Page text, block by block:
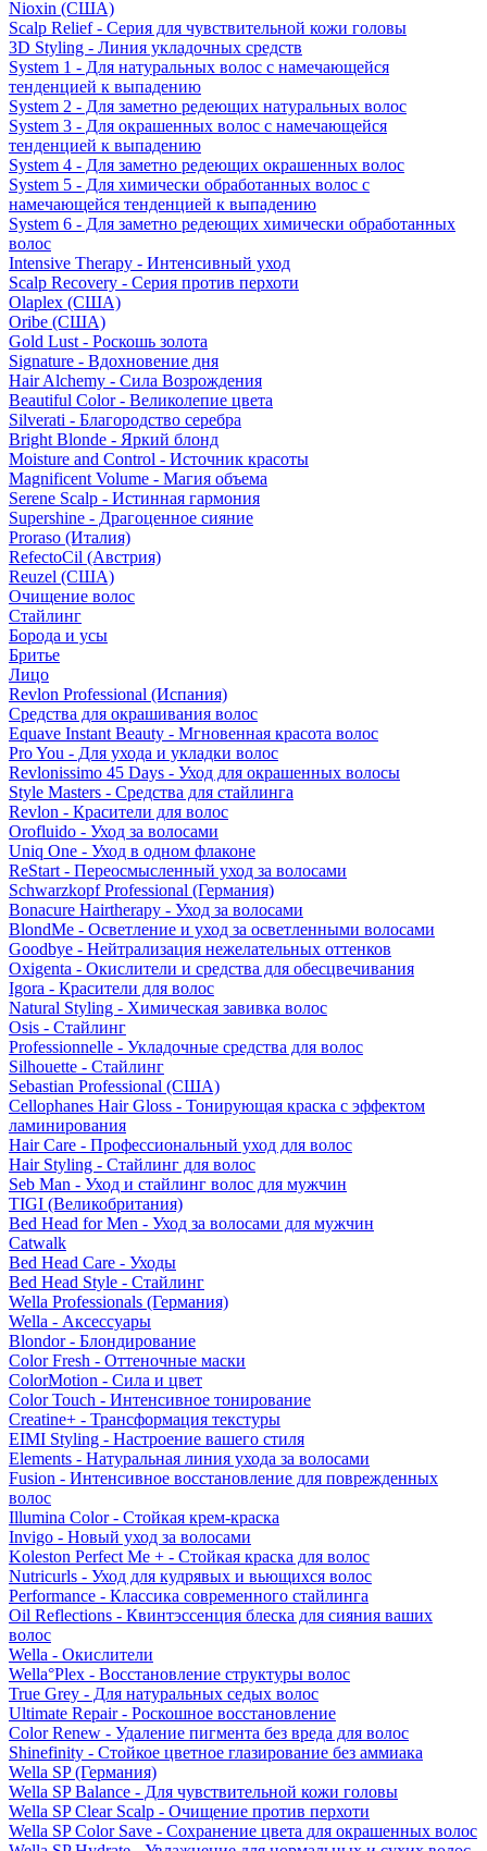
Nioxin (США)
Scalp Relief - Серия для чувствительной кожи головы
3D Styling - Линия укладочных средств
System 1 - Для натуральных волос с намечающейся
тенденцией к выпадению
System 2 - Для заметно редеющих натуральных волос
System 3 - Для окрашенных волос с намечающейся
тенденцией к выпадению
System 4 - Для заметно редеющих окрашенных волос
System 5 - Для химически обработанных волос с
намечающейся тенденцией к выпадению
System 6 - Для заметно редеющих химически обработанных
волос
Intensive Therapy - Интенсивный уход
Scalp Recovery - Серия против перхоти
Olaplex (США)
Oribe (США)
Gold Lust - Роскошь золота
Signature - Вдохновение дня
Hair Alchemy - Сила Возрождения
Beautiful Color - Великолепие цвета
Silverati - Благородство серебра
Bright Blonde - Яркий блонд
Moisture and Control - Источник красоты
Magnificent Volume - Магия объема
Serene Scalp - Истинная гармония
Supershine - Драгоценное сияние
Proraso (Италия)
RefectoCil (Австрия)
Reuzel (США)
Очищение волос
Стайлинг
Борода и усы
Бритье
Лицо
Revlon Professional (Испания)
Средства для окрашивания волос
Equave Instant Beauty - Мгновенная красота волос
Pro You - Для ухода и укладки волос
Revlonissimo 45 Days - Уход для окрашенных волосы
Style Masters - Средства для стайлинга
Revlon - Красители для волос
Orofluido - Уход за волосами
Uniq One - Уход в одном флаконе
ReStart - Переосмысленный уход за волосами
Schwarzkopf Professional (Германия)
Bonacure Hairtherapy - Уход за волосами
BlondMe - Осветление и уход за осветленными волосами
Goodbye - Нейтрализация нежелательных оттенков
Oxigenta - Окислители и средства для обесцвечивания
Igora - Красители для волос
Natural Styling - Химическая завивка волос
Osis - Стайлинг
Professionnelle - Укладочные средства для волос
Silhouette - Стайлинг
Sebastian Professional (США)
Cellophanes Hair Gloss - Тонирующая краска с эффектом
ламинирования
Hair Care - Профессиональный уход для волос
Hair Styling - Стайлинг для волос
Seb Man - Уход и стайлинг волос для мужчин
TIGI (Великобритания)
Bed Head for Men - Уход за волосами для мужчин
Catwalk
Bed Head Care - Уходы
Bed Head Style - Стайлинг
Wella Professionals (Германия)
Wella - Аксессуары
Blondor - Блондирование
Color Fresh - Оттеночные маски
ColorMotion - Сила и цвет
Color Touch - Интенсивное тонирование
Creatine+ - Трансформация текстуры
EIMI Styling - Настроение вашего стиля
Elements - Натуральная линия ухода за волосами
Fusion - Интенсивное восстановление для поврежденных
волос
Illumina Color - Стойкая крем-краска
Invigo - Новый уход за волосами
Koleston Perfect Me + - Стойкая краска для волос
Nutricurls - Уход для кудрявых и вьющихся волос
Performance - Классика современного стайлинга
Oil Reflections - Квинтэссенция блеска для сияния ваших
волос
Wella - Окислители
Wella°Plex - Восстановление структуры волос
True Grey - Для натуральных седых волос
Ultimate Repair - Роскошное восстановление
Color Renew - Удаление пигмента без вреда для волос
Shinefinity - Стойкое цветное глазирование без аммиака
Wella SP (Германия)
Wella SP Balance - Для чувствительной кожи головы
Wella SP Clear Scalp - Очищение против перхоти
Wella SP Color Save - Сохранение цвета для окрашенных волос